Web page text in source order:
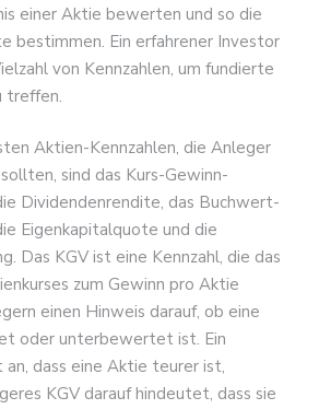
einer Aktie bewerten und so die
bestimmen. Ein erfahrener Investor
von Kennzahlen, um fundierte
treffen.
Aktien-Kennzahlen, die Anleger
sind das Kurs-Gewinn-
Dividendenrendite, das Buchwert-
Eigenkapitalquote und die
Das KGV ist eine Kennzahl, die das
zum Gewinn pro Aktie
einen Hinweis darauf, ob eine
oder unterbewertet ist. Ein
an, dass eine Aktie teurer ist,
KGV darauf hindeutet, dass sie